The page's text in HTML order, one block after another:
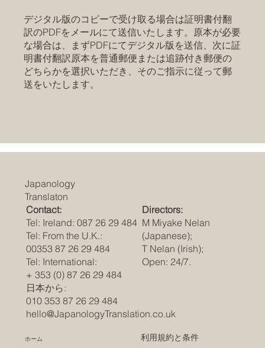
デジタル版のコピーで受け取る場合は証明書付翻
訳のPDFをメールにて送信いたします。原本が必要
な場合は、まずPDFにてデジタル版を送信、次に証
明書付翻訳原本を普通郵便または追跡付き郵便の
どちらかを選択いただき、そのご指示に従って郵
送をいたします。
Japanology
Translaton
Contact:
Tel: Ireland: 087 26 29 484
Tel: From the U.K.:
00353 87 26 29 484
Tel: International:
+ 353 (0) 87 26 29 484
日本から:
010 353 87 26 29 484
hello@JapanologyTranslation.co.uk
Directors:
M Miyake Nelan
(Japanese);
T Nelan (Irish);
Open: 24/7.
ホーム
利用規約と条件